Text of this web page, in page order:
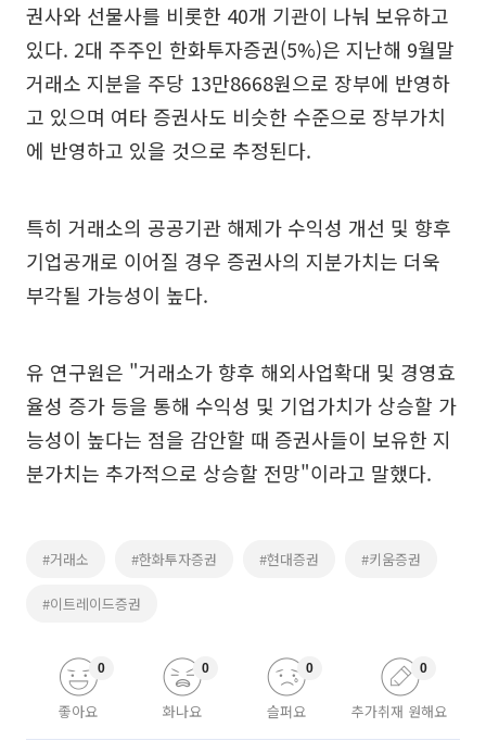
권사와 선물사를 비롯한 40개 기관이 나눠 보유하고
있다. 2대 주주인 한화투자증권(5%)은 지난해 9월말
거래소 지분을 주당 13만8668원으로 장부에 반영하
고 있으며 여타 증권사도 비슷한 수준으로 장부가치
에 반영하고 있을 것으로 추정된다.
특히 거래소의 공공기관 해제가 수익성 개선 및 향후
기업공개로 이어질 경우 증권사의 지분가치는 더욱
부각될 가능성이 높다.
유 연구원은 "거래소가 향후 해외사업확대 및 경영효
율성 증가 등을 통해 수익성 및 기업가치가 상승할 가
능성이 높다는 점을 감안할 때 증권사들이 보유한 지
분가치는 추가적으로 상승할 전망"이라고 말했다.
#거래소 #한화투자증권 #현대증권 #키움증권
#이트레이드증권
좋아요
0
화나요
0
슬퍼요
0
추가취재 원해요
0